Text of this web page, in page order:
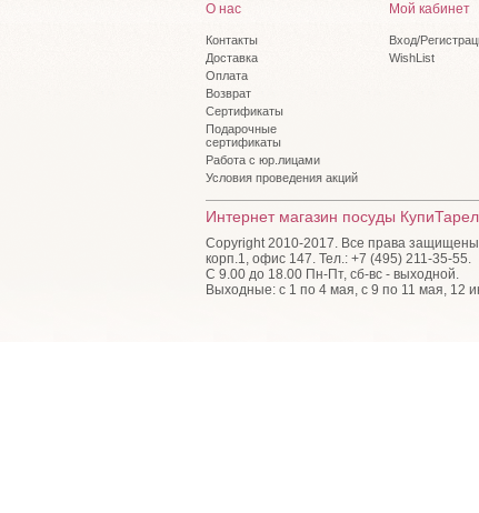
О нас
Контакты
Доставка
Оплата
Возврат
Сертификаты
Подарочные
сертификаты
Работа с юр.лицами
Условия проведения акций
Мой кабинет
Вход/
WishList
Интернет магазин посуды
Copyright 2010-2017. Все права
корп.1, офис 147. Тел.: +7 (495) 211-35-55.
С 9.00 до 18.00 Пн-Пт, сб-вс - выходной.
Выходные: с 1 по 4 мая, с 9 по 11 мая, 12